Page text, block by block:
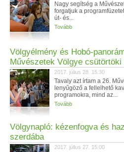
Nagy segítség a
forgatjuk a
út- és...
Tovább
Völgyélmény és Hobó-
Művészetek Völgye csütörtöki
2017. július 28. 15:30
Tavaly azt írtam a 26.
lenyűgöző a fellelhető
programokra, mind az...
Tovább
Völgynapló: kézenfogva és
szerdába
2017. július 27. 15:00